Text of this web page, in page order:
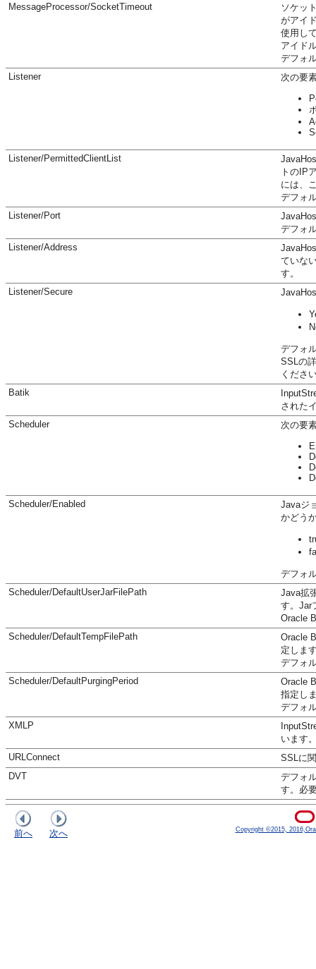
MessageProcessor/SocketTimeout
ソケッ
がアイ
使用し
アイド
デフォ
Listener
次の要
Listener/PermittedClientList
トのIP
には、
デフォ
Listener/Port
デフォ
Listener/Address
ていな
す。
Listener/Secure
デフォ
SSLの
くださ
Batik
された
Scheduler
次の要
Scheduler/Enabled
Javaジ
かどう
デフォ
Scheduler/DefaultUserJarFilePath
Java拡
す。Jar
Oracle
Scheduler/DefaultTempFilePath
Oracle
定しま
デフォ
Scheduler/DefaultPurgingPeriod
Oracle
指定し
デフォ
XMLP
います
URLConnect
SSLに
DVT
デフォ
す。必
前へ 次へ Copyright ©2015,